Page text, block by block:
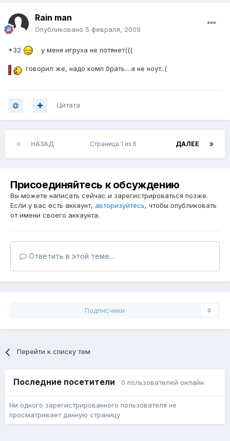
Rain man
Опубликовано 5 февраля, 2009
*32 у меня игруха не потянет(((
говорил же, надо комп брать....а не ноут..(
Цитата
НАЗАД ДАЛЕЕ
Страница 1 из 6
Присоединяйтесь к обсуждению
Вы можете написать сейчас и зарегистрироваться позже.
Если у вас есть аккаунт, авторизуйтесь, чтобы опубликовать
от имени своего аккаунта.
Ответить в этой теме...
Подписчики 0
Перейти к списку тем
Последние посетители 0 пользователей онлайн
Ни одного зарегистрированного пользователя не
просматривает данную страницу